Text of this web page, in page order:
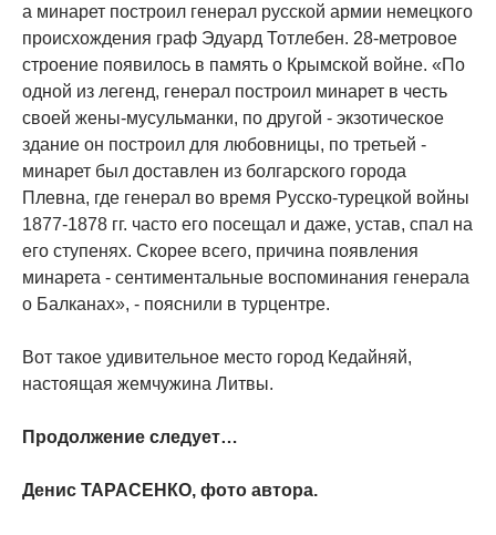
а минарет построил генерал русской армии немецкого
происхождения граф Эдуард Тотлебен. 28-метровое
строение появилось в память о Крымской войне. «По
одной из легенд, генерал построил минарет в честь
своей жены-мусульманки, по другой - экзотическое
здание он построил для любовницы, по третьей -
минарет был доставлен из болгарского города
Плевна, где генерал во время Русско-турецкой войны
1877-1878 гг. часто его посещал и даже, устав, спал на
его ступенях. Скорее всего, причина появления
минарета - сентиментальные воспоминания генерала
о Балканах», - пояснили в турцентре.
Вот такое удивительное место город Кедайняй,
настоящая жемчужина Литвы.
Продолжение следует…
Денис ТАРАСЕНКО, фото автора.